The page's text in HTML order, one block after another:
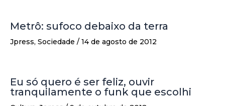
Metrô: sufoco debaixo da terra
Jpress, Sociedade / 14 de agosto de 2012
Eu só quero é ser feliz, ouvir
tranquilamente o funk que escolhi